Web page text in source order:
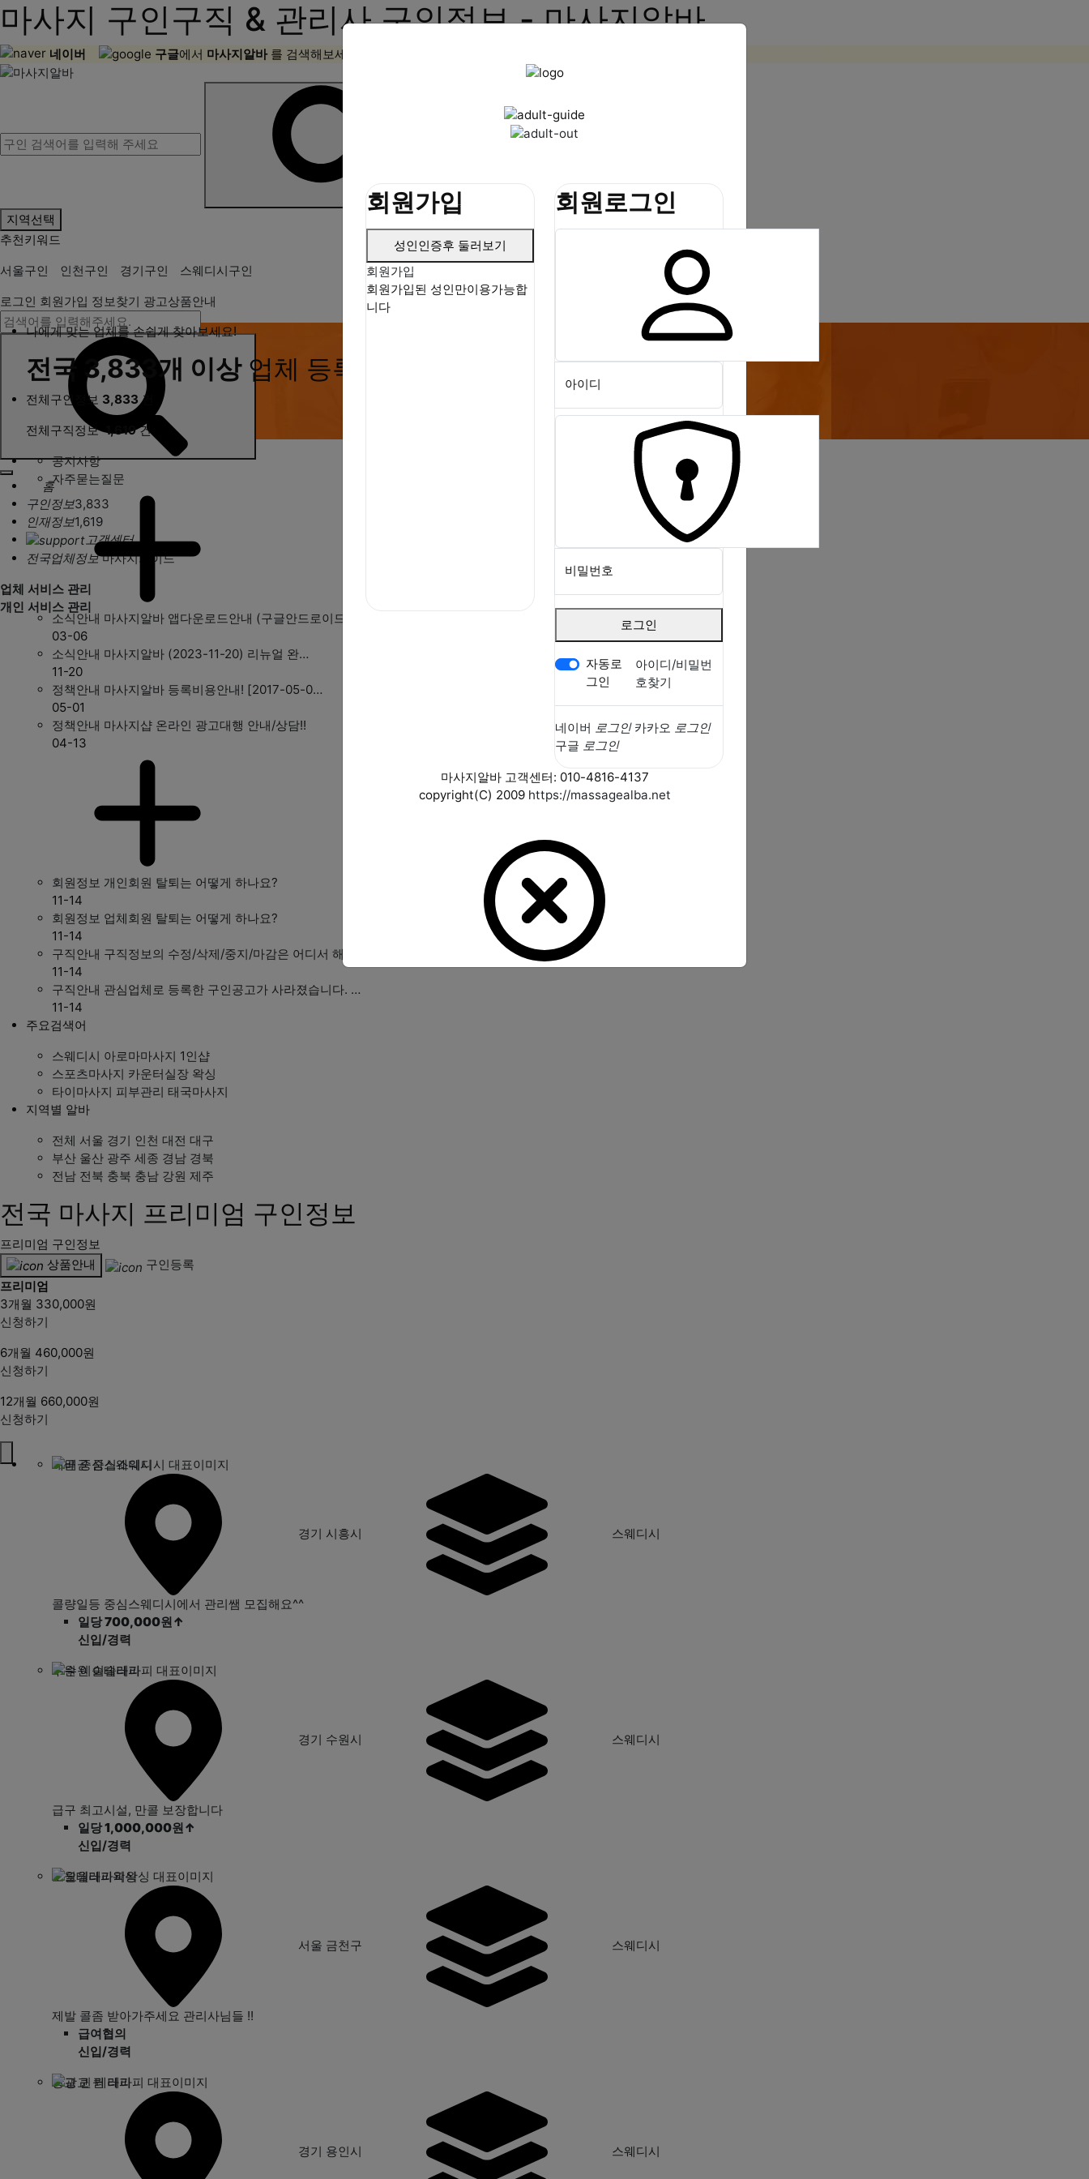
마사지 구인구직 & 관리사 구인정보 - 마사지알바
네이버 구글에서 마사지알바 를 검색해보세요!
지역선택
추천키워드
서울구인
인천구인 경기구인
스웨디시구인
로그인 회원가입 정보찾기 광고상품안내
홈
구인정보3,833
인재정보1,619
고객센터
전국업체정보 마사지가이드
업체 서비스 관리
개인 서비스 관리
나에게 맞는 업체를 손쉽게 찾아보세요!
전국 3,833개 이상업체 등록!
전체구인정보 3,833건
전체구직정보1,619건
공지사항
자주묻는질문
소식안내 마사지알바 앱다운로드안내 (구글안드로이드, …
03-06
소식안내 마사지알바 (2023-11-20) 리뉴얼 완…
11-20
정책안내 마사지알바 등록비용안내! [2017-05-0…
05-01
정책안내 마사지샵 온라인 광고대행 안내/상담!!
04-13
회원정보 개인회원 탈퇴는 어떻게 하나요?
11-14
회원정보 업체회원 탈퇴는 어떻게 하나요?
11-14
구직안내 구직정보의 수정/삭제/중지/마감은 어디서 해…
11-14
구직안내 관심업체로 등록한 구인공고가 사라졌습니다. …
11-14
주요검색어
스웨디시 아로마마사지 1인샵
스포츠마사지 카운터실장 왁싱
타이마사지 피부관리 태국마사지
지역별 알바
전체 서울 경기 인천 대전 대구
부산 울산 광주 세종 경남 경북
전남 전북 충북 충남 강원 제주
회원가입
성인인증후 둘러보기
회원가입
회원가입된 성인만이용가능합
니다
회원로그인
아이디
비밀번호
로그인
자동로
그인
아이디/비밀번
호찾기
소셜계정으로 로그인
네이버 로그인 카카오 로그인
구글 로그인
마사지알바 고객센터: 010-4816-4137
copyright(C) 2009 https://massagealba.net
전국 마사지 프리미엄 구인정보
프리미엄 구인정보
상품안내
구인등록
프리미엄
3개월 330,000원
신청하기
6개월 460,000원
신청하기
12개월 660,000원
신청하기
배곧 중심스웨디시
경기 시흥시 스웨디시
콜량일등 중심스웨디시에서 관리쌤 모집해요^^
일당 700,000원↑
신입/경력
수원 이슬테라피
경기 수원시 스웨디시
급구 최고시설, 만콜 보장합니다
일당 1,000,000원↑
신입/경력
오월테라피왁싱
서울 금천구 스웨디시
제발 콜좀 받아가주세요 관리사님들 !!
급여협의
신입/경력
광교 퀸 테라피
경기 용인시 스웨디시